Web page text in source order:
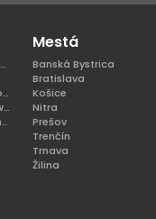
Col. Douglas Macgregor, Ph.D
Judge Andrew Napolitano
Tucker Carlson Network
INFOWARS (Alex Jones)
Mestá
Banská Bystrica
Bratislava
Košice
Nitra
Prešov
Trenčín
Trnava
Žilina